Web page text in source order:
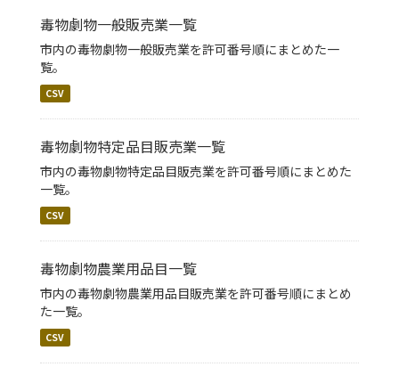
毒物劇物一般販売業一覧
市内の毒物劇物一般販売業を許可番号順にまとめた一
覧。
CSV
毒物劇物特定品目販売業一覧
市内の毒物劇物特定品目販売業を許可番号順にまとめた
一覧。
CSV
毒物劇物農業用品目一覧
市内の毒物劇物農業用品目販売業を許可番号順にまとめ
た一覧。
CSV